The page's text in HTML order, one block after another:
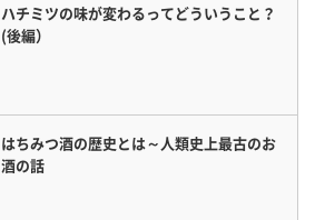
ハチミツの味が変わるってどういうこと？
(後編）
はちみつ酒の歴史とは～人類史上最古のお
酒の話